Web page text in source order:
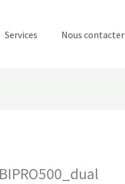
Services Nous contacter